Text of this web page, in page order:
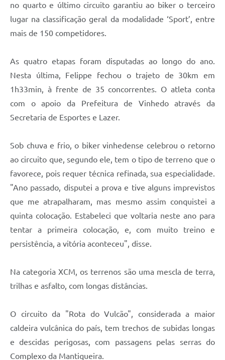
Carta de Serviços
Arquivos para Download
Contas Públicas
Legislação
Links Úteis
no quarto e último circuito garantiu ao biker o terceiro
lugar na classificação geral da modalidade ‘Sport’, entre
mais de 150 competidores.
As quatro etapas foram disputadas ao longo do ano.
Nesta última, Felippe fechou o trajeto de 30km em
1h33min, à frente de 35 concorrentes. O atleta conta
com o apoio da Prefeitura de Vinhedo através da
Secretaria de Esportes e Lazer.
Sob chuva e frio, o biker vinhedense celebrou o retorno
ao circuito que, segundo ele, tem o tipo de terreno que o
favorece, pois requer técnica refinada, sua especialidade.
"Ano passado, disputei a prova e tive alguns imprevistos
que me atrapalharam, mas mesmo assim conquistei a
quinta colocação. Estabeleci que voltaria neste ano para
tentar a primeira colocação, e, com muito treino e
persistência, a vitória aconteceu", disse.
Na categoria XCM, os terrenos são uma mescla de terra,
trilhas e asfalto, com longas distâncias.
O circuito da "Rota do Vulcão", considerada a maior
caldeira vulcânica do país, tem trechos de subidas longas
e descidas perigosas, com passagens pelas serras do
Complexo da Mantiqueira.